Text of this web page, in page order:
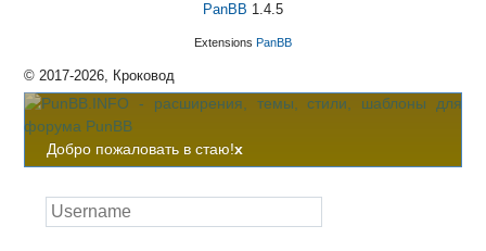
PanBB 1.4.5
Extensions PanBB
© 2017-2026, Кроковод
Добро пожаловать в стаю!x